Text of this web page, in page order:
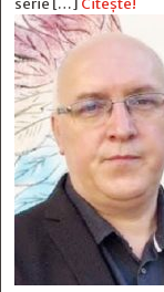
serie […] Citește!